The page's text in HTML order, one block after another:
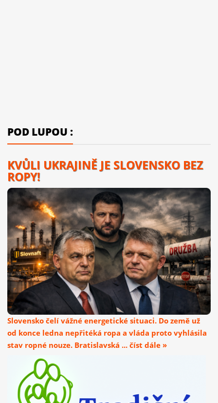
POD LUPOU :
KVŮLI UKRAJINĚ JE SLOVENSKO BEZ
ROPY!
Slovensko čelí vážné energetické situaci. Do země už
od konce ledna nepřitéká ropa a vláda proto vyhlásila
stav ropné nouze. Bratislavská ... číst dále »